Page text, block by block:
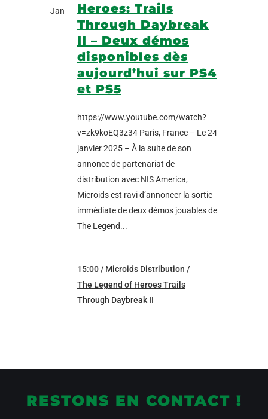
Jan
Heroes: Trails
Through Daybreak
II – Deux démos
disponibles dès
aujourd’hui sur PS4
et PS5
https://www.youtube.com/watch?
v=zk9koEQ3z34 Paris, France – Le 24
janvier 2025 – À la suite de son
annonce de partenariat de
distribution avec NIS America,
Microids est ravi d’annoncer la sortie
immédiate de deux démos jouables de
The Legend...
15:00 / Microids Distribution /
The Legend of Heroes Trails
Through Daybreak II
RESTONS EN CONTACT !